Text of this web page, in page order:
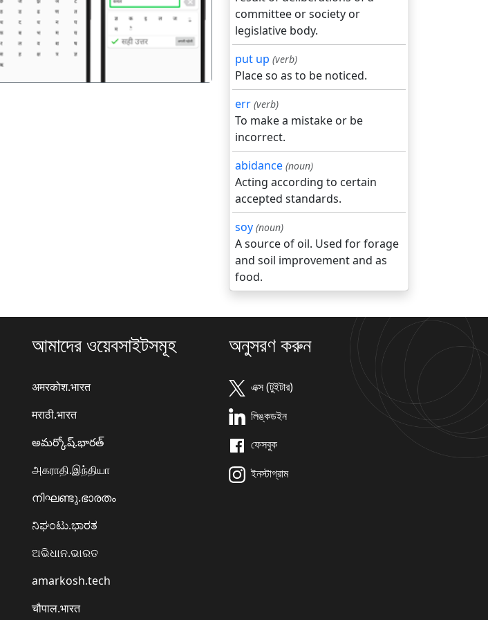
committee or society or
legislative body.
put up (verb)
Place so as to be noticed.
err (verb)
To make a mistake or be
incorrect.
abidance (noun)
Acting according to certain
accepted standards.
soy (noun)
A source of oil. Used for forage
and soil improvement and as
food.
আমাদের ওয়েবসাইটসমূহ
अमरकोश.भारत
मराठी.भारत
అమర్కోష్.భారత్
அகராதி.இந்தியா
നിഘണ്ടു.ഭാരതം
ನಿಘಂಟು.ಭಾರತ
ଅଭିଧାନ.ଭାରତ
amarkosh.tech
चौपाल.भारत
অনুসরণ করুন
এক্স (টুইটার)
লিঙ্কডইন
ফেসবুক
ইনস্টাগ্রাম